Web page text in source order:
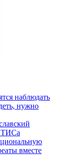
наблюдать
нужно
вместе